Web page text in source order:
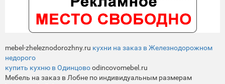
mebel-zheleznodorozhny.ru кухни на заказ в Железнодорожном
недорого
купить кухню в Одинцовоodincovomebel.ru
Мебель на заказ в Лобне по индивидуальным размерам